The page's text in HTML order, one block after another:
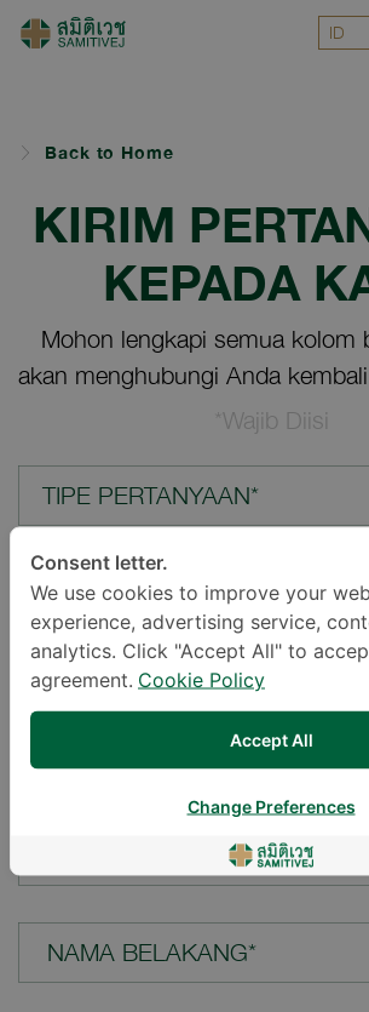
ID
Back to Home
KIRIM
KEPADA
Mohon lengkapi semua kolom
akan menghubungi Anda
*Wajib Diisi
TIPE PERTANYAAN*
LOKASI*
PERTANYAAN ANDA*
NAMA BELAKANG*
Consent letter.
We use cookies to improve your
experience, advertising service,
analytics. Click "Accept All" to
agreement. Cookie Policy
Accept All
Change Preferences